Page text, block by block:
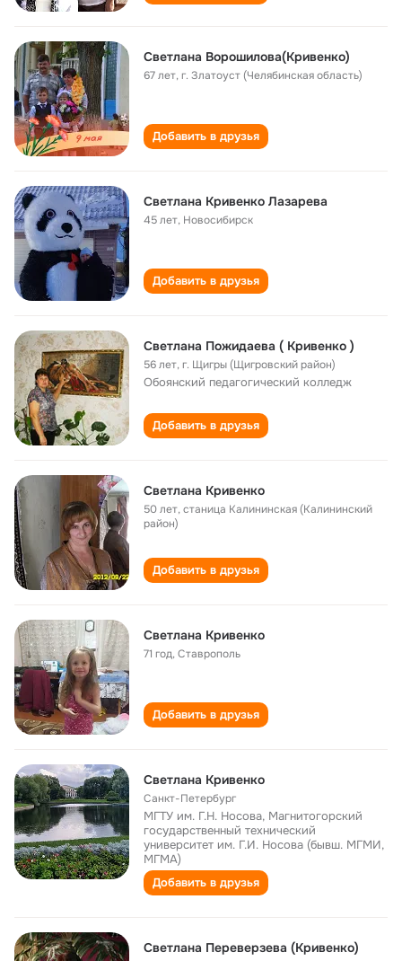
Светлана Ворошилова(Кривенко)
67 лет,г. Златоуст (Челябинская область)
Добавить в друзья
Светлана Кривенко Лазарева
45 лет, Новосибирск
Добавить в друзья
Светлана Пожидаева ( Кривенко )
56 лет,г. Щигры (Щигровский район)
Обоянский педагогический колледж
Добавить в друзья
Светлана Кривенко
50 лет,станица Калининская (Калининский
район)
Добавить в друзья
Светлана Кривенко
71 год,Ставрополь
Добавить в друзья
Светлана Кривенко
Санкт-Петербург
МГТУ им. Г.Н. Носова, Магнитогорский
государственный технический
университет им. Г.И. Носова (бывш. МГМИ,
МГМА)
Добавить в друзья
Светлана Переверзева (Кривенко)